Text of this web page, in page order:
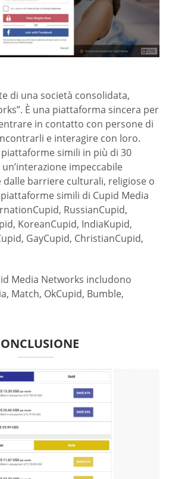
di una società consolidata,
È una piattaforma sincera per
in contatto con persone di
e interagire con loro.
piattaforme simili in più di 30
impeccabile
barriere culturali, religiose o
simili di Cupid Media
RussianCupid,
KoreanCupid, IndiaKupid,
GayCupid, ChristianCupid,
Media Networks includono
Match, OkCupid, Bumble,